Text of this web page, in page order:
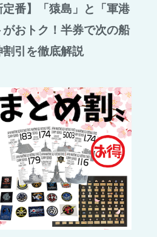
定番】「猿島」と「軍港
おトク！半券で次の船
引を徹底解説